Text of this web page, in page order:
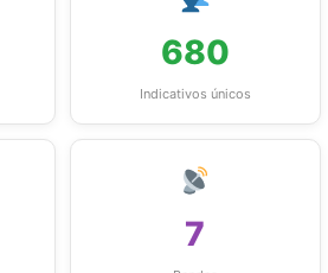
680
Indicativos únicos
7